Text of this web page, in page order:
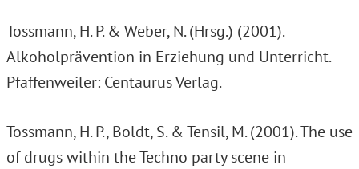
Tossmann, H. P. & Weber, N. (Hrsg.) (2001).
Alkoholprävention in Erziehung und Unterricht.
Pfaffenweiler: Centaurus Verlag.
Tossmann, H. P., Boldt, S. & Tensil, M. (2001). The use
of drugs within the Techno party scene in